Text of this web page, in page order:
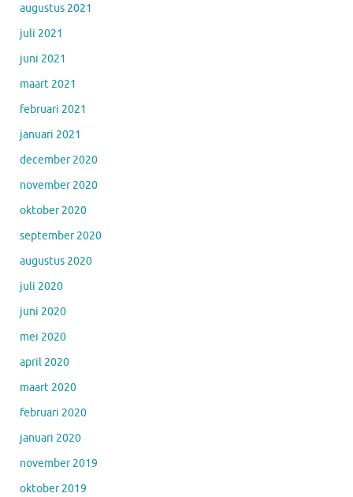
augustus 2021
juli 2021
juni 2021
maart 2021
februari 2021
januari 2021
december 2020
november 2020
oktober 2020
september 2020
augustus 2020
juli 2020
juni 2020
mei 2020
april 2020
maart 2020
februari 2020
januari 2020
november 2019
oktober 2019